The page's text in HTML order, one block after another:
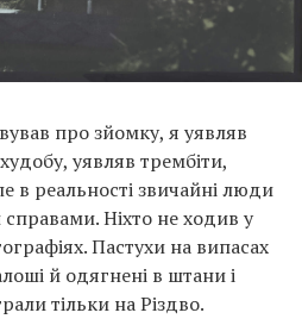
про зйомку, я уявляв
худобу, уявляв трембіти,
в реальності звичайні люди
Ніхто не ходив у
Пастухи на випасах
й одягнені в штани і
тільки на Різдво.